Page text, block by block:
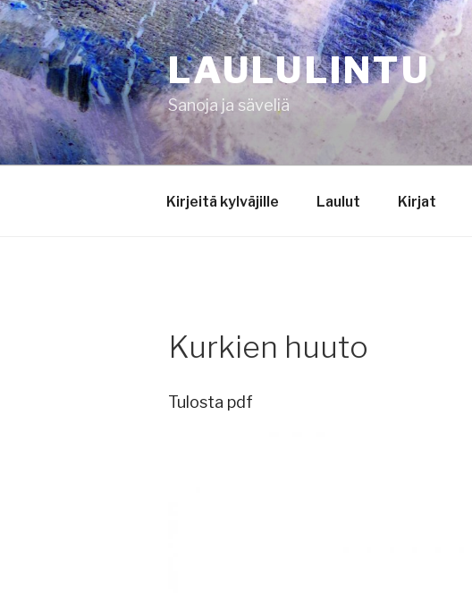
Siirry
sisältöön
LAULULINTU
Sanoja ja säveliä
Kirjeitä kylväjille Laulut Kirjat
Kurkien huuto
Tulosta pdf